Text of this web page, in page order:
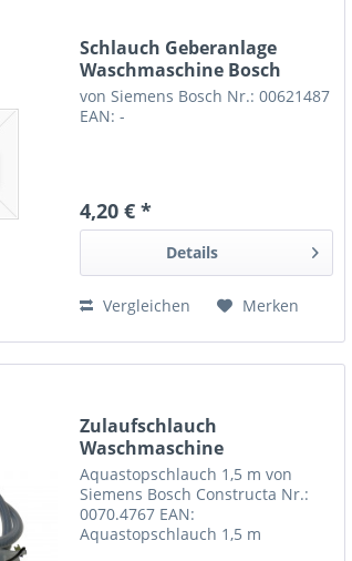
Schlauch Geberanlage
Waschmaschine Bosch
von Siemens Bosch Nr.: 00621487
EAN: -
4,20 € *
Details
Vergleichen Merken
Zulaufschlauch
Waschmaschine
Spülmaschine mit...
Aquastopschlauch 1,5 m von
Siemens Bosch Constructa Nr.:
0070.4767 EAN:
Aquastopschlauch 1,5 m